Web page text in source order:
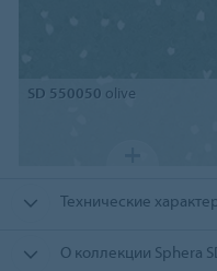
SD 550050 olive
Технические
О коллекции Sphera